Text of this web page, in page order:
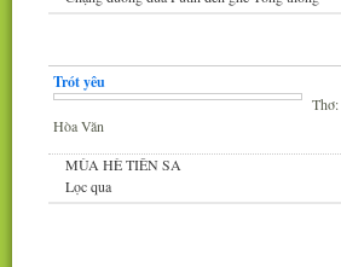
Trót yêu
Hòa Văn
MÙA HÈ TIÊN SA
Lọc qua